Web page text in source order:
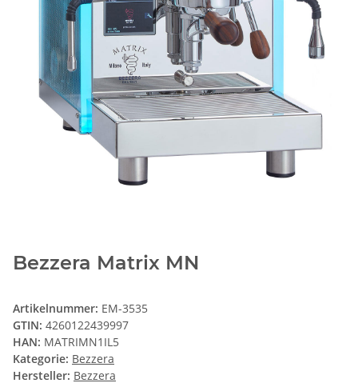
Bezzera Matrix MN
Artikelnummer: EM-3535
GTIN: 4260122439997
HAN: MATRIMN1IL5
Kategorie: Bezzera
Hersteller: Bezzera